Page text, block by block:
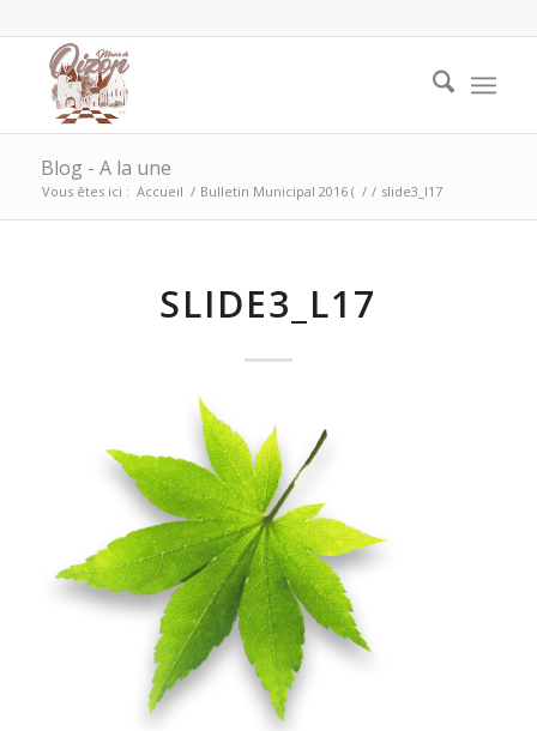
Blog - A la une
Vous êtes ici : Accueil / Bulletin Municipal 2016 ( / / slide3_l17
SLIDE3_L17